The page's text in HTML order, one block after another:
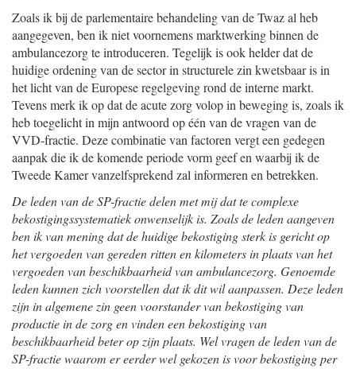
Zoals ik bij de parlementaire behandeling van de Twaz al heb
aangegeven, ben ik niet voornemens marktwerking binnen de
ambulancezorg te introduceren. Tegelijk is ook helder dat de
huidige ordening van de sector in structurele zin kwetsbaar is in
het licht van de Europese regelgeving rond de interne markt.
Tevens merk ik op dat de acute zorg volop in beweging is, zoals ik
heb toegelicht in mijn antwoord op één van de vragen van de
VVD-fractie. Deze combinatie van factoren vergt een gedegen
aanpak die ik de komende periode vorm geef en waarbij ik de
Tweede Kamer vanzelfsprekend zal informeren en betrekken.
De leden van de SP-fractie delen met mij dat te complexe
bekostigingssystematiek onwenselijk is. Zoals de leden aangeven
ben ik van mening dat de huidige bekostiging sterk is gericht op
het vergoeden van gereden ritten en kilometers in plaats van het
vergoeden van beschikbaarheid van ambulancezorg. Genoemde
leden kunnen zich voorstellen dat ik dit wil aanpassen. Deze leden
zijn in algemene zin geen voorstander van bekostiging van
productie in de zorg en vinden een bekostiging van
beschikbaarheid beter op zijn plaats. Wel vragen de leden van de
SP-fractie waarom er eerder wel gekozen is voor bekostiging per